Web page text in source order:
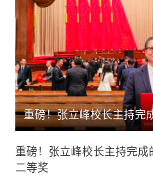
重磅！张立峰校长主持完
二等奖